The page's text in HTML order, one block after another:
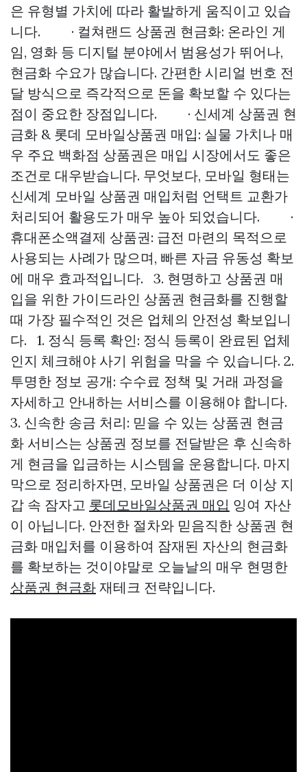
은 유형별 가치에 따라 활발하게 움직이고 있습
니다. · 컬쳐랜드 상품권 현금화: 온라인 게
임, 영화 등 디지털 분야에서 범용성가 뛰어나,
현금화 수요가 많습니다. 간편한 시리얼 번호 전
달 방식으로 즉각적으로 돈을 확보할 수 있다는
점이 중요한 장점입니다. · 신세계 상품권 현
금화 & 롯데 모바일상품권 매입: 실물 가치나 매
우 주요 백화점 상품권은 매입 시장에서도 좋은
조건로 대우받습니다. 무엇보다, 모바일 형태는
신세계 모바일 상품권 매입처럼 언택트 교환가
처리되어 활용도가 매우 높아 되었습니다. ·
휴대폰소액결제 상품권: 급전 마련의 목적으로
사용되는 사례가 많으며, 빠른 자금 유동성 확보
에 매우 효과적입니다. 3. 현명하고 상품권 매
입을 위한 가이드라인 상품권 현금화를 진행할
때 가장 필수적인 것은 업체의 안전성 확보입니
다. 1. 정식 등록 확인: 정식 등록이 완료된 업체
인지 체크해야 사기 위험을 막을 수 있습니다. 2.
투명한 정보 공개: 수수료 정책 및 거래 과정을
자세하고 안내하는 서비스를 이용해야 합니다.
3. 신속한 송금 처리: 믿을 수 있는 상품권 현금
화 서비스는 상품권 정보를 전달받은 후 신속하
게 현금을 입금하는 시스템을 운용합니다. 마지
막으로 정리하자면, 모바일 상품권은 더 이상 지
갑 속 잠자고 롯데모바일상품권 매입 잉여 자산
이 아닙니다. 안전한 절차와 믿음직한 상품권 현
금화 매입처를 이용하여 잠재된 자산의 현금화
를 확보하는 것이야말로 오늘날의 매우 현명한
상품권 현금화 재테크 전략입니다.